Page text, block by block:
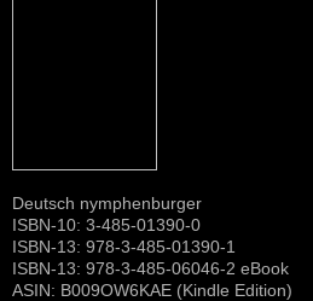
Deutsch nymphenburger
ISBN-10: 3-485-01390-0
ISBN-13: 978-3-485-01390-1
ISBN-13: 978-3-485-06046-2 eBook
ASIN: B009OW6KAE (Kindle Edition)